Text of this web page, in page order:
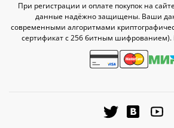
При регистрации и оплате покупок на
данные надёжно защищены. Ваши
современными алгоритмами
сертификат c 256 битным шифрованием).